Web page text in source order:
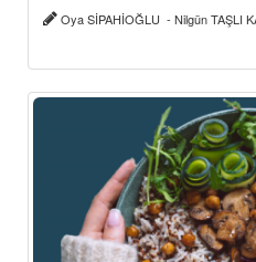
Oya SİPAHİOĞLU - Nilgün TAŞLI